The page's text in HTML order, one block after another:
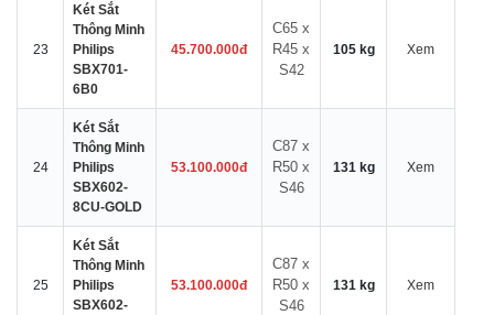
23
Két Sắt
Thông Minh
Philips
SBX701-
6B0
45.700.000đ
C65 x
R45 x
S42
105 kg Xem
24
Két Sắt
Thông Minh
Philips
SBX602-
8CU-GOLD
53.100.000đ
C87 x
R50 x
S46
131 kg Xem
25
Két Sắt
Thông Minh
Philips
SBX602-
53.100.000đ
C87 x
R50 x
S46
131 kg Xem